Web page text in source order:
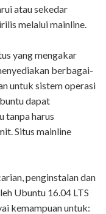
atau sekedar
melalui mainline.
yang mengakar
berbagai-
untuk sistem operasi
dapat
tanpa harus
Situs mainline
penginstalan dan
Ubuntu 16.04 LTS
kemampuan untuk: